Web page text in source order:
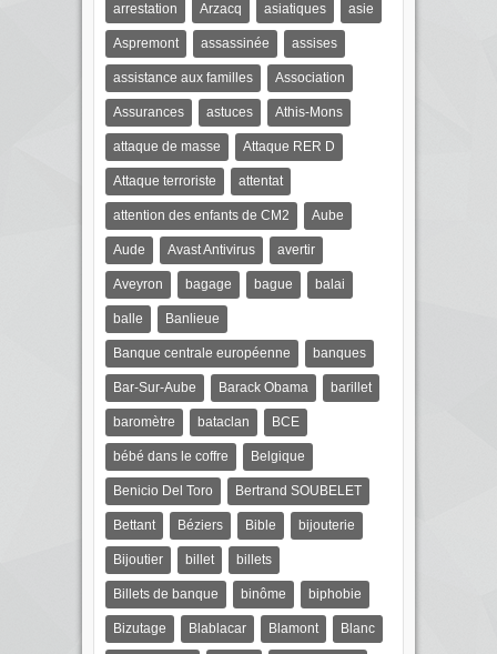
arrestation Arzacq asiatiques asie
Aspremont assassinée assises
assistance aux familles Association
Assurances astuces Athis-Mons
attaque de masse Attaque RER D
Attaque terroriste attentat
attention des enfants de CM2 Aube
Aude Avast Antivirus avertir
Aveyron bagage bague balai
balle Banlieue
Banque centrale européenne banques
Bar-Sur-Aube Barack Obama barillet
baromètre bataclan BCE
bébé dans le coffre Belgique
Benicio Del Toro Bertrand SOUBELET
Bettant Béziers Bible bijouterie
Bijoutier billet billets
Billets de banque binôme biphobie
Bizutage Blablacar Blamont Blanc